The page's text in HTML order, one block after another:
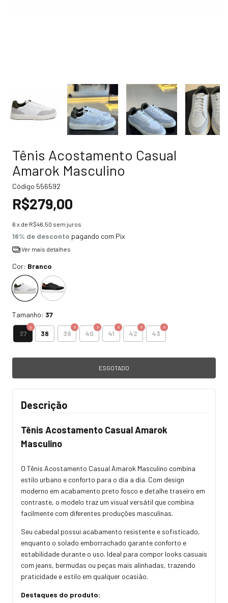
Tênis Acostamento Casual
Amarok Masculino
Código 556592
R$279,00
6 x de R$46,50 sem juros
16% de desconto pagando com Pix
Ver mais detalhes
Cor: Branco
Tamanho: 37
37 38 39 40 41 42 43
Descrição
Tênis Acostamento Casual Amarok
Masculino
O Tênis Acostamento Casual Amarok Masculino combina
estilo urbano e conforto para o dia a dia. Com design
moderno em acabamento preto fosco e detalhe traseiro em
contraste, o modelo traz um visual versátil que combina
facilmente com diferentes produções masculinas.
Seu cabedal possui acabamento resistente e sofisticado,
enquanto o solado emborrachado garante conforto e
estabilidade durante o uso. Ideal para compor looks casuais
com jeans, bermudas ou peças mais alinhadas, trazendo
praticidade e estilo em qualquer ocasião.
Destaques do produto: